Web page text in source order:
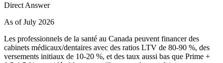
Direct Answer
As of July 2026
Les professionnels de la santé au Canada peuvent financer des
cabinets médicaux/dentaires avec des ratios LTV de 80-90 %, des
versements initiaux de 10-20 %, et des taux aussi bas que Prime +